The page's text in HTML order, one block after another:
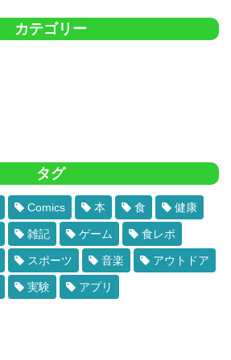
カテゴリー
タグ
Comics 本 食 健康
雑記 ゲーム 食レポ
スポーツ 音楽 アウトドア
実験 アプリ